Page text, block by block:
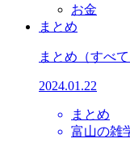
お金
まとめ
まとめ （すべて
2024.01.22
まとめ
富山の雑